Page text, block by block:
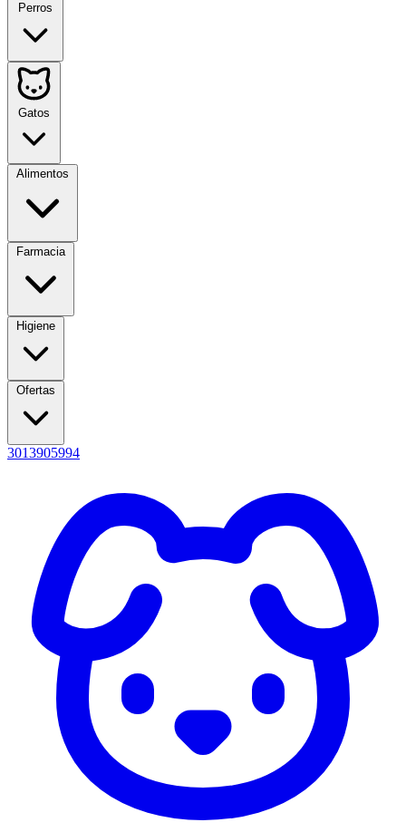
Perros
Gatos
Alimentos
Farmacia
Higiene
Ofertas
3013905994